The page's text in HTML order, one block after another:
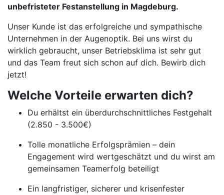
unbefristeter Festanstellung in Magdeburg.
Unser Kunde ist das erfolgreiche und sympathische
Unternehmen in der Augenoptik. Bei uns wirst du
wirklich gebraucht, unser Betriebsklima ist sehr gut
und das Team freut sich schon auf dich. Bewirb dich
jetzt!
Welche Vorteile erwarten dich?
Du erhältst ein überdurchschnittliches Festgehalt
(2.850 - 3.500€)
Tolle monatliche Erfolgsprämien – dein
Engagement wird wertgeschätzt und du wirst am
gemeinsamen Teamerfolg beteiligt
Ein langfristiger, sicherer und krisenfester